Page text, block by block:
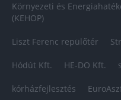
Környezeti és
(KEHOP)
Liszt Ferenc repülőtér
Hódút Kft. HE-DO Kft.
kórházfejlesztés